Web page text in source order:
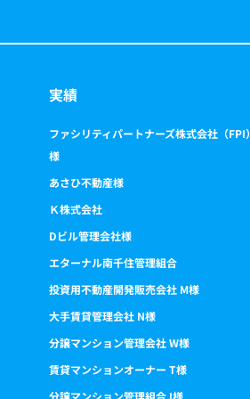
実績
ファシリティパートナーズ株式会社（FPI）
様
あさひ不動産様
Ｋ株式会社
Dビル管理会社様
エターナル南千住管理組合
投資用不動産開発販売会社 M様
大手賃貸管理会社 N様
分譲マンション管理会社 W様
賃貸マンションオーナー T様